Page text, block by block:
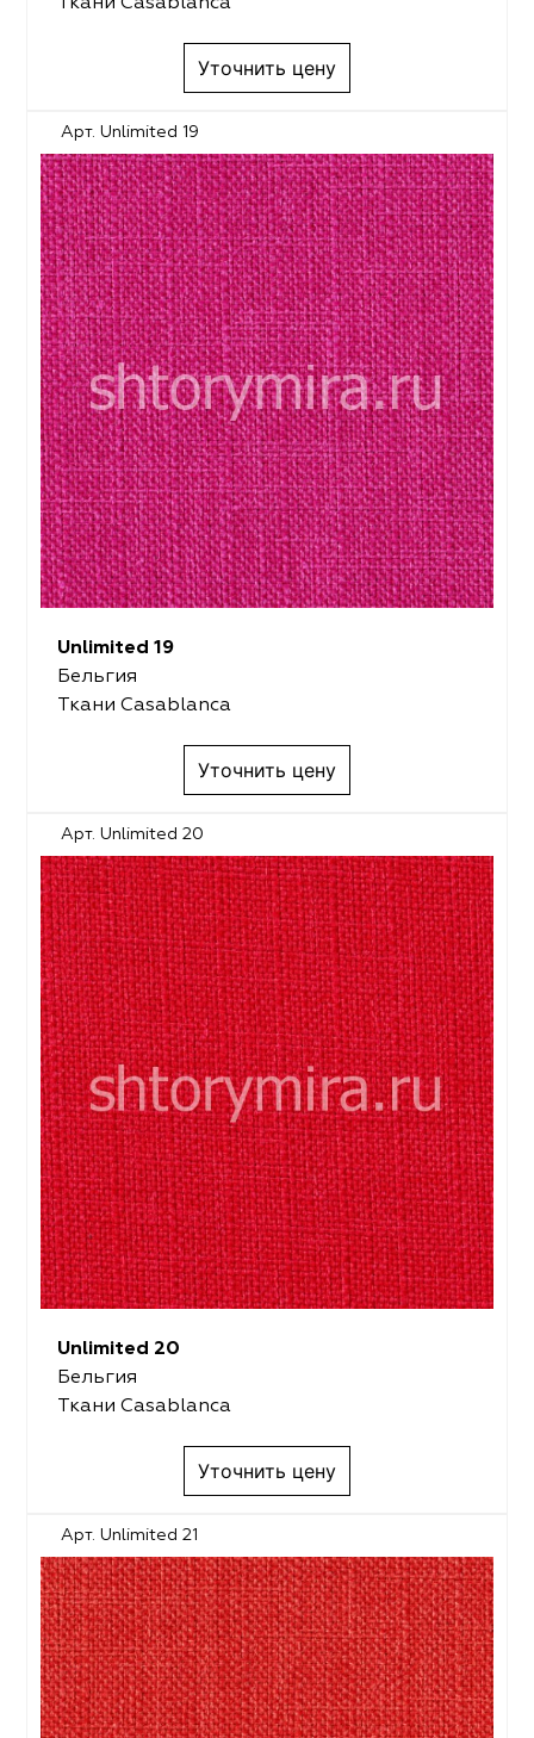
Уточнить цену
Арт. Unlimited 19
Unlimited 19
Бельгия
Ткани Casablanca
Уточнить цену
Арт. Unlimited 20
Unlimited 20
Бельгия
Ткани Casablanca
Уточнить цену
Арт. Unlimited 21